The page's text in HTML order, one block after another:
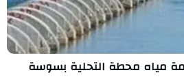
مياه محطة التحلية بسوسة